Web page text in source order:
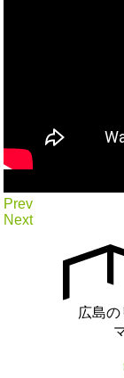
Prev
Next
広島